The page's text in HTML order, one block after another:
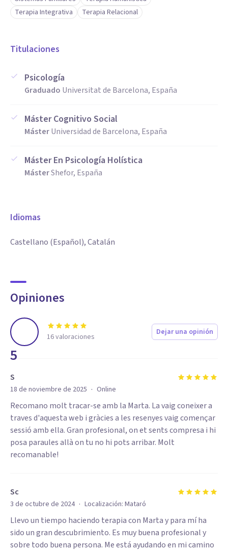
Terapia Integrativa
Terapia Relacional
Titulaciones
Psicología
Graduado Universitat de Barcelona, España
Máster Cognitivo Social
MásterUniversidad de Barcelona, España
Máster En Psicología Holística
MásterShefor, España
Idiomas
Castellano (Español), Catalán
Opiniones
5
16valoraciones Dejar una opinión
S
18 de noviembre de 2025 · Online
Recomano molt tracar-se amb la Marta. La vaig coneixer a
traves d'aquesta web i gràcies a les resenyes vaig començar
sessió amb ella. Gran profesional, on et sents compresa i hi
posa paraules allà on tu no hi pots arribar. Molt
recomanable!
Sc
3 de octubre de 2024 · Localización: Mataró
Llevo un tiempo haciendo terapia con Marta y para mí ha
sido un gran descubrimiento. Es muy buena profesional y
sobre todo buena persona. Me está ayudando en mi camino